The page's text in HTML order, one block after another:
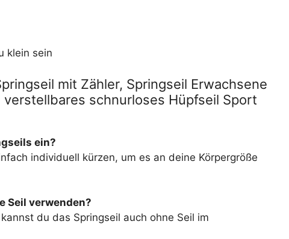
klein sein
mit Zähler, Springseil Erwachsene
schnurloses Hüpfseil Sport
ein?
individuell kürzen, um es an deine Körpergröße
Seil verwenden?
du das Springseil auch ohne Seil im